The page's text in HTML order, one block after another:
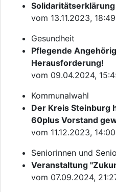
vom 13.11.2023,
Gesundheit
Pflegende
Herausforderung!
vom 09.04.2024,
Kommunalwahl
Der Kreis Steinburg
60plus Vorstand
vom 11.12.2023,
Seniorinnen und
Veranstaltung
vom 07.09.2024,